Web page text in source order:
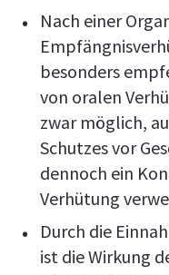
Nach einer
besonders
von oralen
zwar möglich,
Schutzes vor
dennoch ein
Verhütung
Durch die
ist die Wirkung